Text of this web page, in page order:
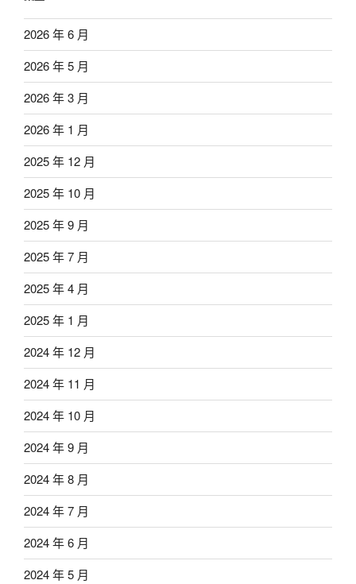
2026 年 6 月
2026 年 5 月
2026 年 3 月
2026 年 1 月
2025 年 12 月
2025 年 10 月
2025 年 9 月
2025 年 7 月
2025 年 4 月
2025 年 1 月
2024 年 12 月
2024 年 11 月
2024 年 10 月
2024 年 9 月
2024 年 8 月
2024 年 7 月
2024 年 6 月
2024 年 5 月